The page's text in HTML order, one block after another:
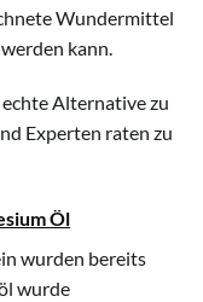
Wundermittel
kann.
Alternative zu
Experten raten zu
Öl
wurden bereits
wurde